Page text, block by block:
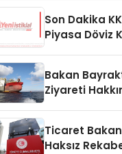
Son Dakika
Piyasa Döviz
Bakan
Ziyareti
Ticaret
Haksız